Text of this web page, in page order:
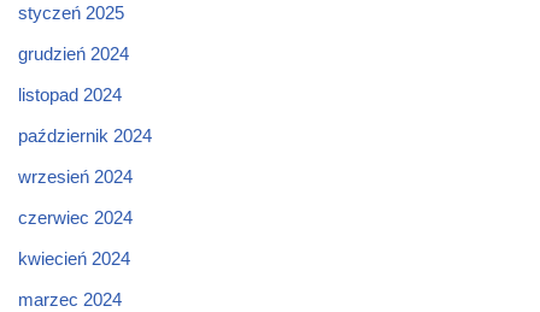
styczeń 2025
grudzień 2024
listopad 2024
październik 2024
wrzesień 2024
czerwiec 2024
kwiecień 2024
marzec 2024